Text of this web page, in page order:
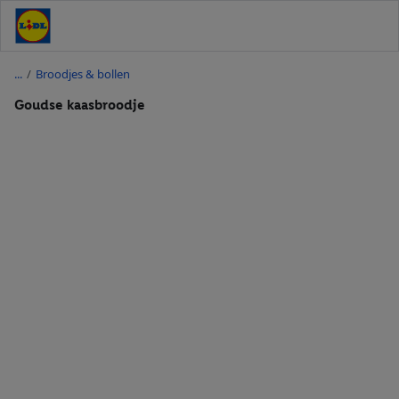
/ Broodjes & bollen
Goudse kaasbroodje